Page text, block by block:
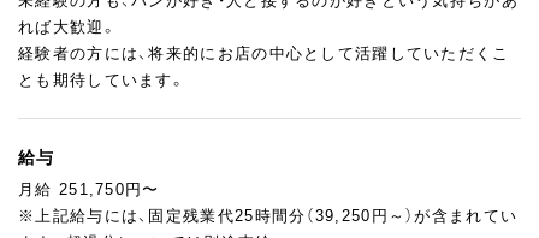
れば大歓迎。
経験者の方には、将来的にお店の中心として活躍していただくこ
とも期待しています。
給与
月給 251,750円〜
※上記給与には、固定残業代25時間分（39,250円～）が含まれてい